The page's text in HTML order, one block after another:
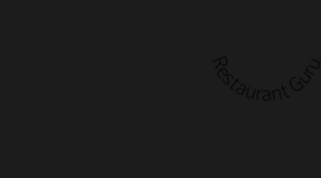
Restaurant Guru